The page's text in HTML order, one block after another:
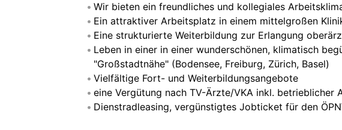
Wir bieten ein freundliches und kollegiales
Ein attraktiver Arbeitsplatz in einem mittelgroßen
Eine strukturierte Weiterbildung zur Erlangung
Leben in einer in einer wunderschönen, klimatisch
"Großstadtnähe" (Bodensee, Freiburg, Zürich, Basel)
Vielfältige Fort- und Weiterbildungsangebote
eine Vergütung nach TV-Ärzte/VKA inkl.
Dienstradleasing, vergünstigtes Jobticket für den